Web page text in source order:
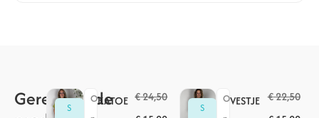
Gerelateerde
S
OKATOE €24,50
S
OVESTJE €22,50